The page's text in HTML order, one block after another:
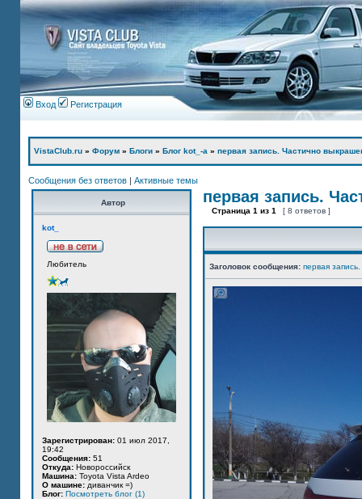
Вход Регистрация
VistaClub.ru » Форум » Блоги » Блог kot_-а » первая запись. Частично
Сообщения без ответов | Активные темы
Автор
kot_
Любитель
Зарегистрирован: 01 июл 2017,
19:42
Сообщения: 51
Откуда: Новороссийск
Машина: Toyota Vista Ardeo
О машине: диванчик =)
Блог: Посмотреть блог (1)
первая запись.
Страница 1 из 1 [ 8 ответов ]
Заголовок сообщения: первая